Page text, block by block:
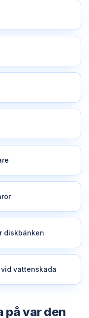
diskbänken
vattenskada
på var den